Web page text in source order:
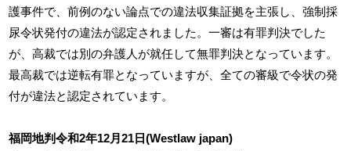
護事件で、前例のない論点での違法収集証拠を主張し、強制採
尿令状発付の違法が認定されました。一審は有罪判決でした
が、高裁では別の弁護人が就任して無罪判決となっています。
最高裁では逆転有罪となっていますが、全ての審級で令状の発
付が違法と認定されています。
福岡地判令和2年12月21日(Westlaw japan)